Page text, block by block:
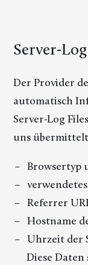
Server-
Der Provider
automatisch
Server-Log
uns
Browsertyp
Referrer
Hostname
Uhrzeit der
Diese